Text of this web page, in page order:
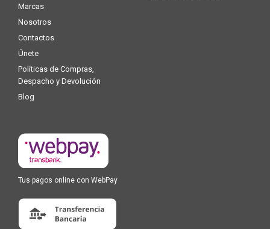
Marcas
Nosotros
Contactos
Únete
Políticas de Compras,
Despacho y Devolución
Blog
Tus pagos online con WebPay